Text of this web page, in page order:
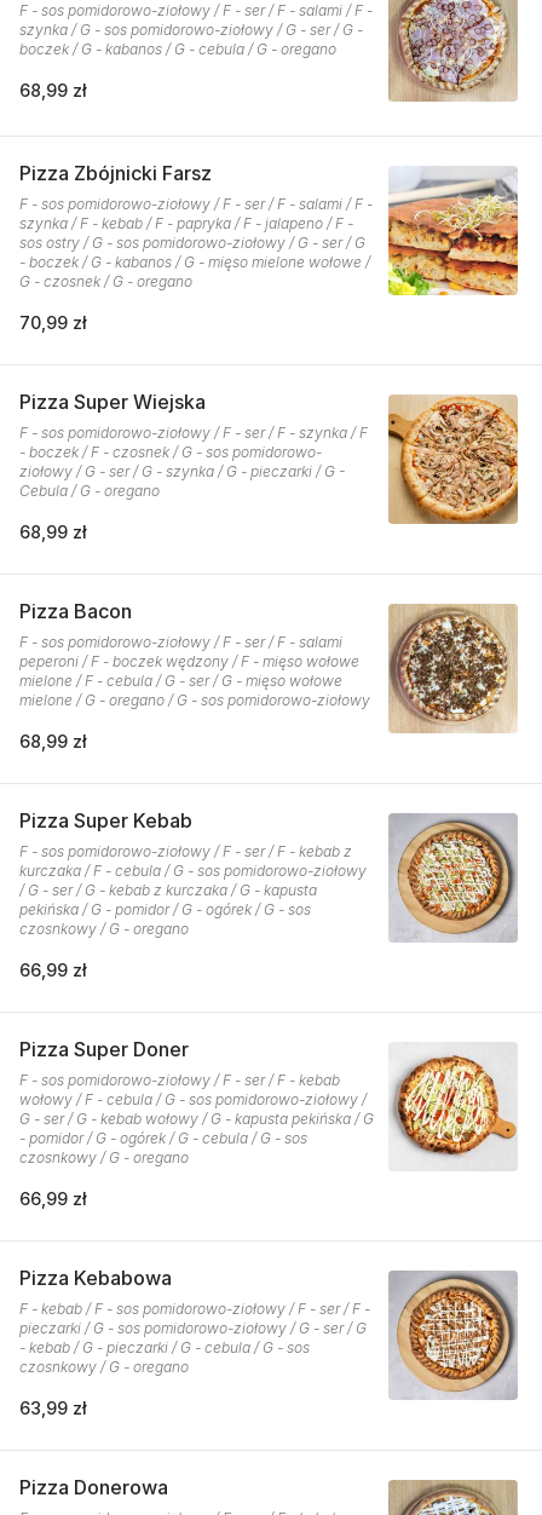
F - sos pomidorowo-ziołowy / F - ser / F - salami / F -
szynka / G - sos pomidorowo-ziołowy / G - ser / G -
boczek / G - kabanos / G - cebula / G - oregano
68,99 zł
Pizza Zbójnicki Farsz
F - sos pomidorowo-ziołowy / F - ser / F - salami / F -
szynka / F - kebab / F - papryka / F - jalapeno / F -
sos ostry / G - sos pomidorowo-ziołowy / G - ser / G
- boczek / G - kabanos / G - mięso mielone wołowe /
G - czosnek / G - oregano
70,99 zł
Pizza Super Wiejska
F - sos pomidorowo-ziołowy / F - ser / F - szynka / F
- boczek / F - czosnek / G - sos pomidorowo-
ziołowy / G - ser / G - szynka / G - pieczarki / G -
Cebula / G - oregano
68,99 zł
Pizza Bacon
F - sos pomidorowo-ziołowy / F - ser / F - salami
peperoni / F - boczek wędzony / F - mięso wołowe
mielone / F - cebula / G - ser / G - mięso wołowe
mielone / G - oregano / G - sos pomidorowo-ziołowy
68,99 zł
Pizza Super Kebab
F - sos pomidorowo-ziołowy / F - ser / F - kebab z
kurczaka / F - cebula / G - sos pomidorowo-ziołowy
/ G - ser / G - kebab z kurczaka / G - kapusta
pekińska / G - pomidor / G - ogórek / G - sos
czosnkowy / G - oregano
66,99 zł
Pizza Super Doner
F - sos pomidorowo-ziołowy / F - ser / F - kebab
wołowy / F - cebula / G - sos pomidorowo-ziołowy /
G - ser / G - kebab wołowy / G - kapusta pekińska / G
- pomidor / G - ogórek / G - cebula / G - sos
czosnkowy / G - oregano
66,99 zł
Pizza Kebabowa
F - kebab / F - sos pomidorowo-ziołowy / F - ser / F -
pieczarki / G - sos pomidorowo-ziołowy / G - ser / G
- kebab / G - pieczarki / G - cebula / G - sos
czosnkowy / G - oregano
63,99 zł
Pizza Donerowa